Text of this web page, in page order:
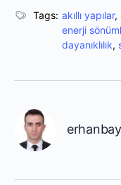
Tags: akıllı yapılar,
enerji
dayanıklılık,